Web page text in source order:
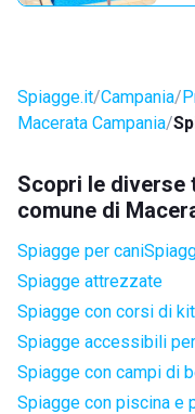
Spiagge.it Campania
Macerata Campania
Scopri le diverse
comune di
Spiagge per cani
Spiagge attrezzate
Spiagge con corsi di
Spiagge accessibili
Spiagge con campi di
Spiagge con piscina e